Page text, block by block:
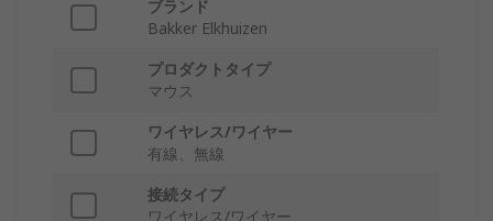
ブランド
Bakker Elkhuizen
プロダクトタイプ
マウス
ワイヤレス/ワイヤー
有線、無線
接続タイプ
ワイヤレス/ワイヤー